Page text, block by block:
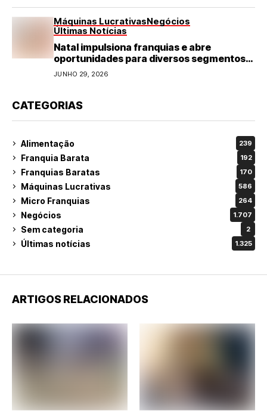
Máquinas LucrativasNegócios
Últimas Notícias
Natal impulsiona franquias e abre
oportunidades para diversos segmentos
do varejo
JUNHO 29, 2026
CATEGORIAS
Alimentação 239
Franquia Barata 192
Franquias Baratas 170
Máquinas Lucrativas 586
Micro Franquias 264
Negócios 1.707
Sem categoria 2
Últimas notícias 1.325
ARTIGOS RELACIONADOS